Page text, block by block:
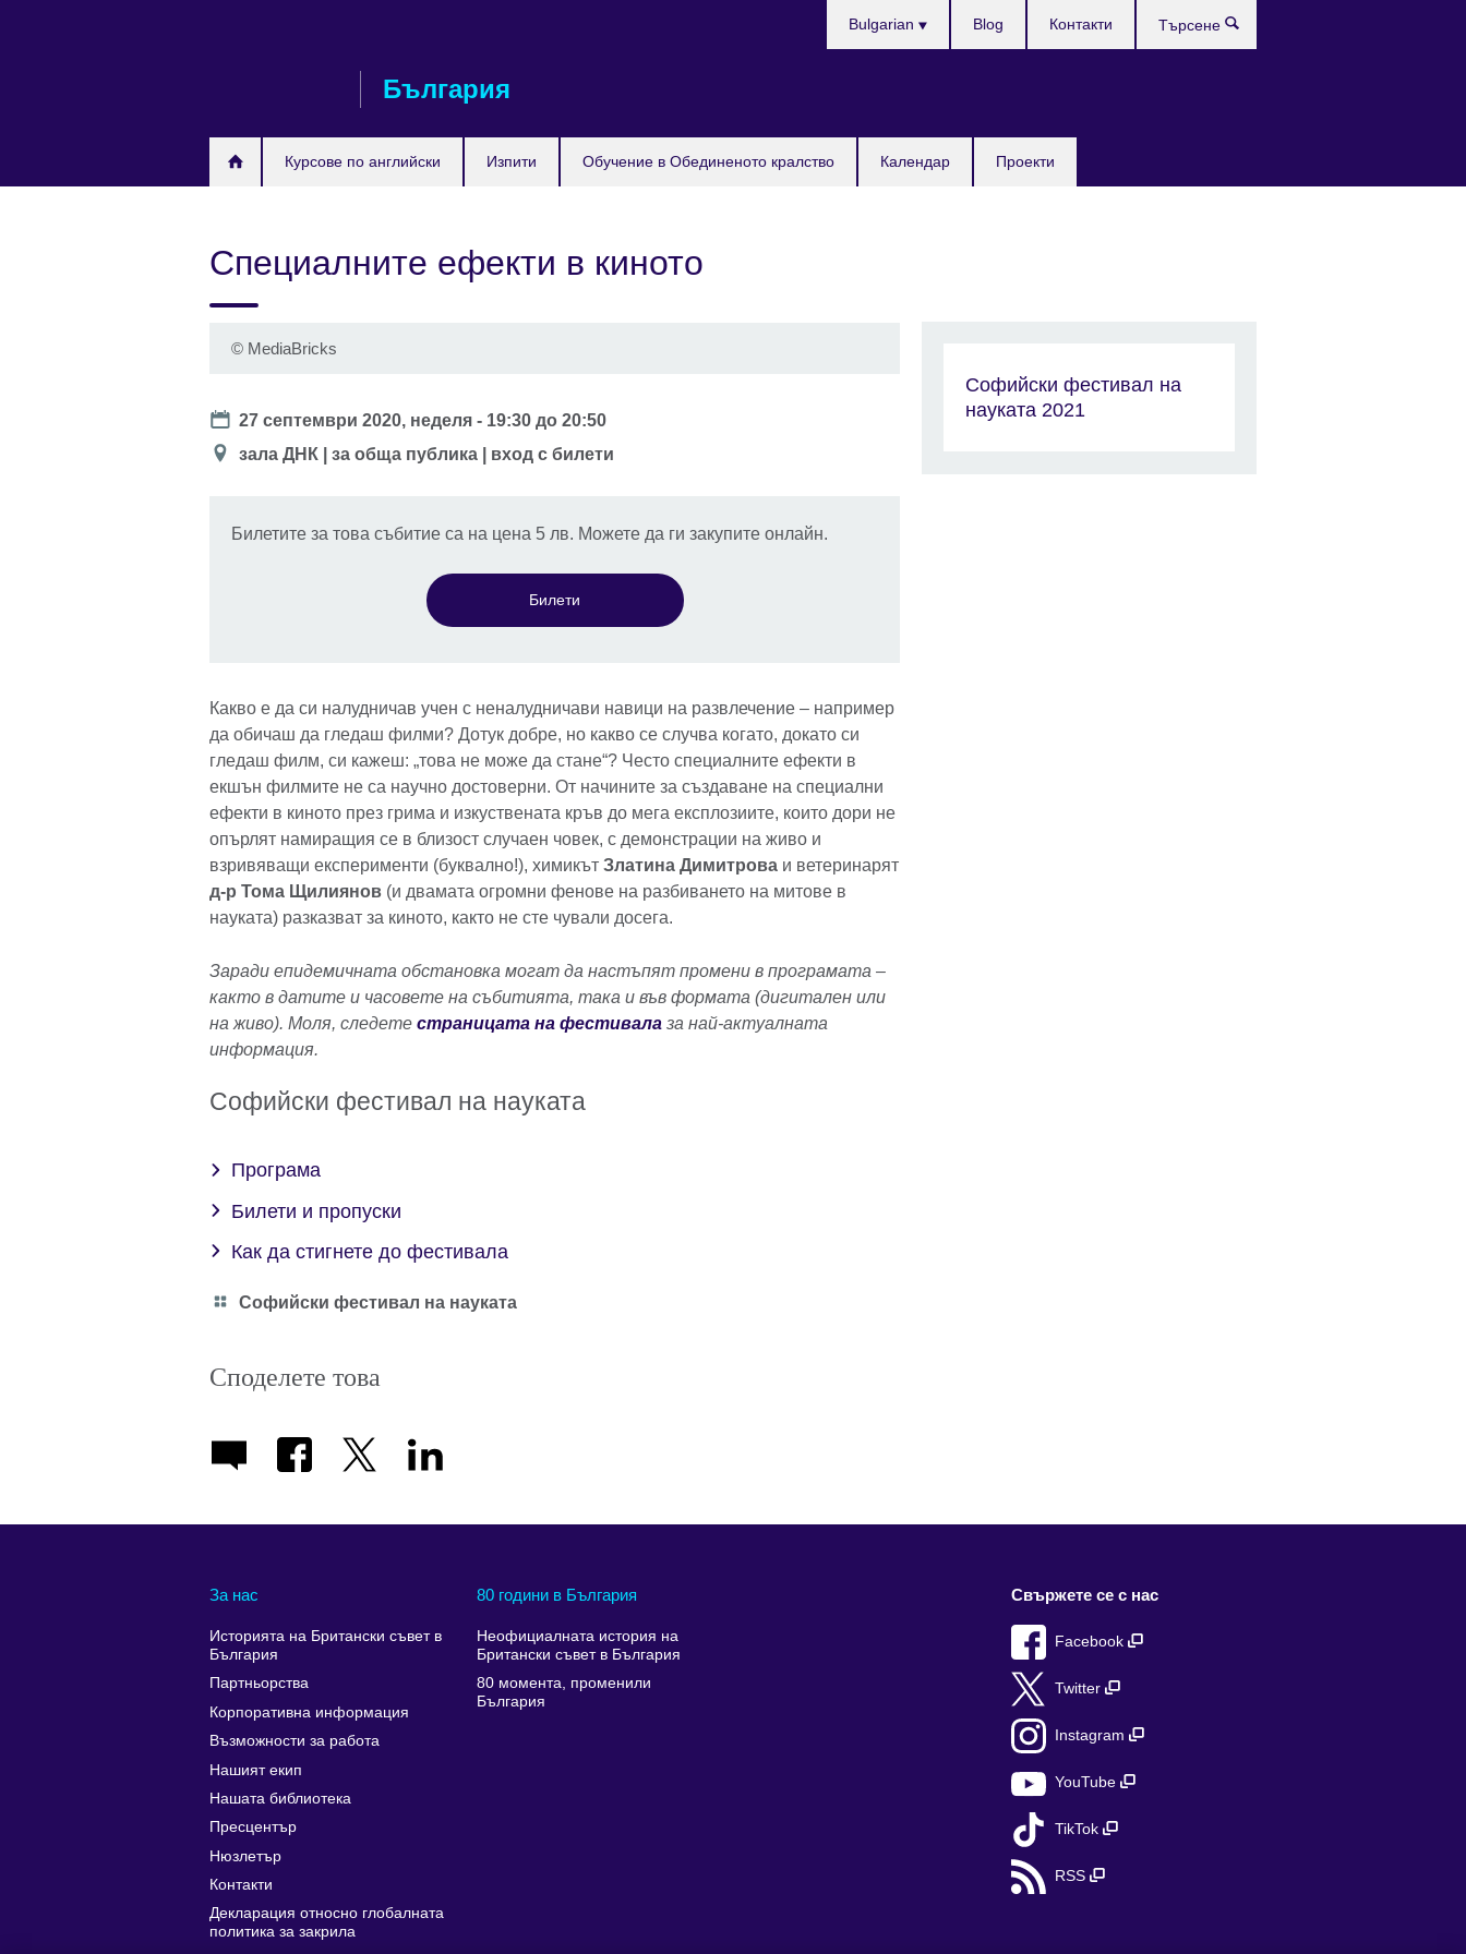
България
Курсове по английски Изпити Обучение в Обединеното кралство Календар Проекти
Bulgarian Blog Контакти
Специалните ефекти в киното
© MediaBricks
Date
27 септември 2020, неделя - 19:30 до20:50
Location
зала ДНК | за обща публика | вход с билети
Билетите за това събитие са на цена 5 лв. Можете да ги закупите онлайн.
Билети
Какво е да си налудничав учен с неналудничави навици на развлечение – например
да обичаш да гледаш филми? Дотук добре, но какво се случва когато, докато си
гледаш филм, си кажеш: „това не може да стане“? Често специалните ефекти в
екшън филмите не са научно достоверни. От начините за създаване на специални
ефекти в киното през грима и изкуствената кръв до мега експлозиите, които дори не
опърлят намиращия се в близост случаен човек, с демонстрации на живо и
взривяващи експерименти (буквално!), химикът Златина Димитрова и ветеринарят
д-р Тома Щилиянов (и двамата огромни фенове на разбиването на митове в
науката) разказват за киното, както не сте чували досега.
Заради епидемичната обстановка могат да настъпят промени в програмата –
както в датите и часовете на събитията, така и във формата (дигитален или
на живо). Моля, следете страницата на фестивала за най-актуалната
информация.
Софийски фестивал на науката
Програма
Билети и пропуски
Как да стигнете до фестивала
Category
Софийски фестивал на науката
Споделете това
Софийски фестивал на
науката 2021
За нас
Историята на Британски съвет в
България
Партньорства
Корпоративна информация
Възможности за работа
Нашият екип
Нашата библиотека
Пресцентър
Нюзлетър
Контакти
Декларация относно глобалната
политика за закрила
80 години в България
Неофициалната история на
Британски съвет в България
80 момента, променили
България
Свържете се с нас
Facebook
Twitter
Instagram
YouTube
TikTok
RSS